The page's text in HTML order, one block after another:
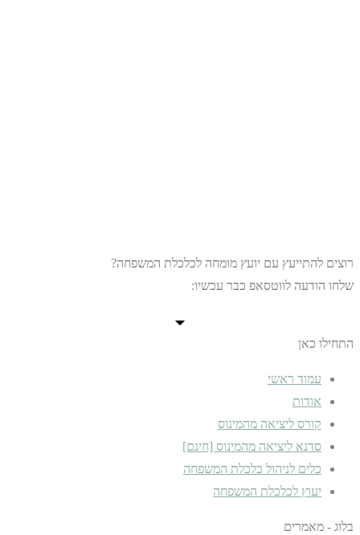
רוצים להתייעץ עם יועץ מומחה לכלכלת המשפחה?
שלחו הודעה לווטסאפ כבר עכשיו:
התחילו כאן
עמוד ראשי
אודות
קורס ליציאה מהמינוס
סדנא ליציאה מהמינוס [חינם]
כלים לניהול כלכלת המשפחה
יעוץ לכלכלת המשפחה
בלוג - מאמרים